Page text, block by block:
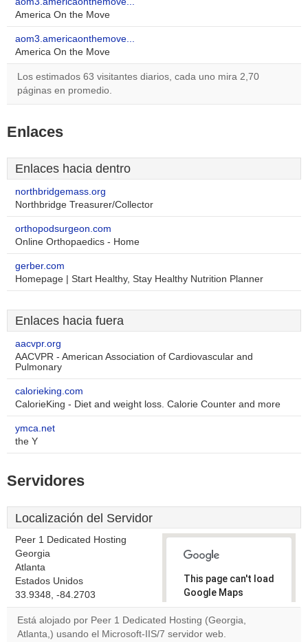
America On the Move
aom3.americaonthemove...
America On the Move
Los estimados 63 visitantes diarios, cada uno mira 2,70
páginas en promedio.
Enlaces
Enlaces hacia dentro
northbridgemass.org
Northbridge Treasurer/Collector
orthopodsurgeon.com
Online Orthopaedics - Home
gerber.com
Homepage | Start Healthy, Stay Healthy Nutrition Planner
Enlaces hacia fuera
aacvpr.org
AACVPR - American Association of Cardiovascular and
Pulmonary
calorieking.com
CalorieKing - Diet and weight loss. Calorie Counter and more
ymca.net
the Y
Servidores
Localización del Servidor
Peer 1 Dedicated Hosting
Georgia
Atlanta
Estados Unidos
33.9348, -84.2703
This page can't load
Google Maps
correctly.
Do you
Está alojado por Peer 1 Dedicated Hosting (Georgia,
Atlanta,) usando el Microsoft-IIS/7 servidor web.